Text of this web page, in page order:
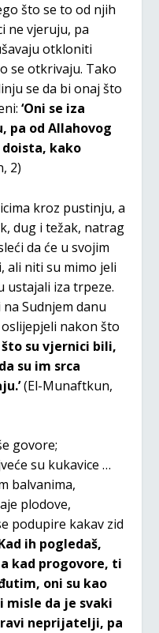
što se to od njih
ne vjeruju, pa
otkloniti
se otkrivaju. Tako
se da bi onaj što
‘Oni se iza
pa od Allahovog
doista, kako
2)
kroz pustinju, a
dug i težak, natrag
da će u svojim
ali niti su mimo jeli
ustajali iza trpeze.
Sudnjem danu
nakon što
što su vjernici bili,
su im srca
(El-Munaftkun,
govore;
su kukavice …
balvanima,
plodove,
podupire kakav zid
ih pogledaš,
kad progovore, ti
oni su kao
misle da je svaki
neprijatelji, pa